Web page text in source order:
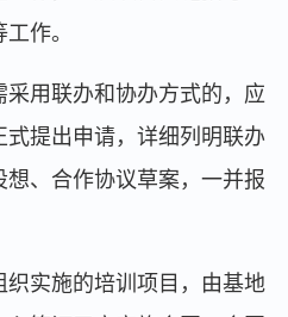
作。
采用联办和协办方式的，应
提出申请，详细列明联办
、合作协议草案，一并报
织实施的培训项目，由基地